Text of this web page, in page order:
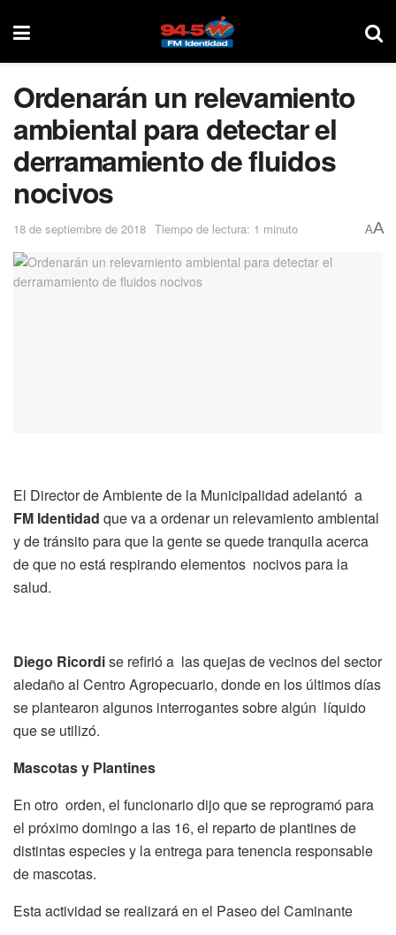
Ordenarán un relevamiento
ambiental para detectar el
derramamiento de fluidos
nocivos
18 de septiembre de 2018 Tiempo de lectura: 1 minuto AA
El Director de Ambiente de la Municipalidad adelantó a
FM Identidad que va a ordenar un relevamiento ambiental
y de tránsito para que la gente se quede tranquila acerca
de que no está respirando elementos nocivos para la
salud.
Diego Ricordise refirió a las quejas de vecinos del sector
aledaño al Centro Agropecuario, donde en los últimos días
se plantearon algunos interrogantes sobre algún líquido
que se utilizó.
Mascotas y Plantines
En otro orden, el funcionario dijo que se reprogramó para
el próximo domingo a las 16, el reparto de plantines de
distintas especies y la entrega para tenencia responsable
de mascotas.
Esta actividad se realizará en el Paseo del Caminante